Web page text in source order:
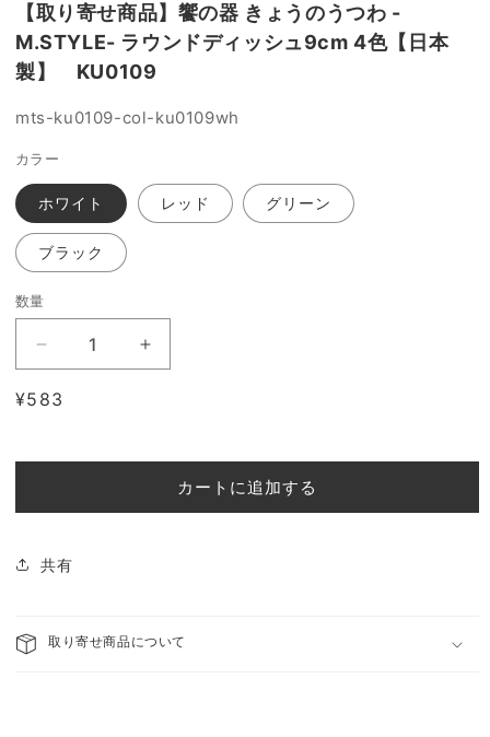
(1)
を
開
く
【取り寄せ商品】饗の器 きょうのうつわ -
M.STYLE- ラウンドディッシュ9cm 4色【日本
製】 KU0109
SKU:
mts-ku0109-col-ku0109wh
カラー
ホワイト レッド グリーン
ブラック
数量
寄
商
饗
器
う
【取
商
品】
饗
う
通
¥583
カートに追加する
共有
取り寄せ商品について